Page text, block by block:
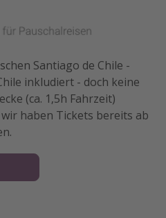
Santiago de Chile -
inkludiert - doch keine
(ca. 1,5h Fahrzeit)
haben Tickets bereits ab